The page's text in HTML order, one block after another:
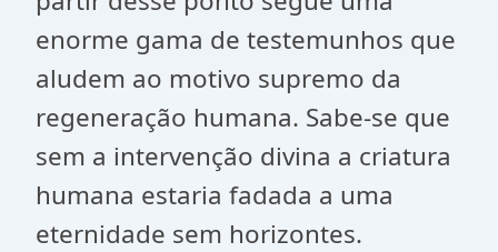
enorme gama de testemunhos que
aludem ao motivo supremo da
regeneração humana. Sabe-se que
sem a intervenção divina a criatura
humana estaria fadada a uma
eternidade sem horizontes.